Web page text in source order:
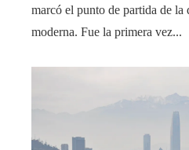
marcó el punto de partida de la
moderna. Fue la primera vez...